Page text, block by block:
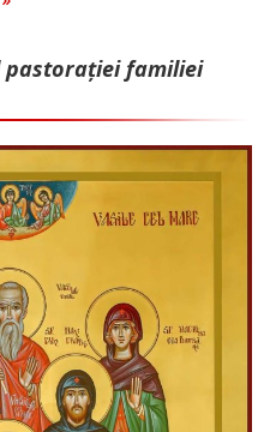
pastorației familiei